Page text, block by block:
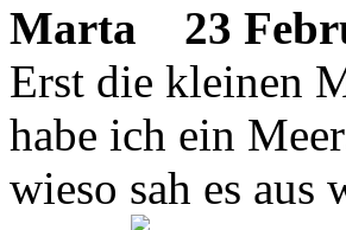
Marta
23
Erst die kleinen
habe ich ein
wieso sah es aus